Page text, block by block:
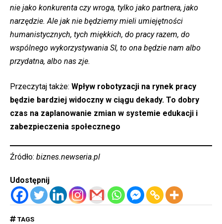
nie jako konkurenta czy wroga, tylko jako partnera, jako
narzędzie. Ale jak nie będziemy mieli umiejętności
humanistycznych, tych miękkich, do pracy razem, do
wspólnego wykorzystywania SI, to ona będzie nam albo
przydatna, albo nas zje.
Przeczytaj także: Wpływ robotyzacji na rynek pracy
będzie bardziej widoczny w ciągu dekady. To dobry
czas na zaplanowanie zmian w systemie edukacji i
zabezpieczenia społecznego
Źródło: biznes.newseria.pl
Udostępnij
TAGS